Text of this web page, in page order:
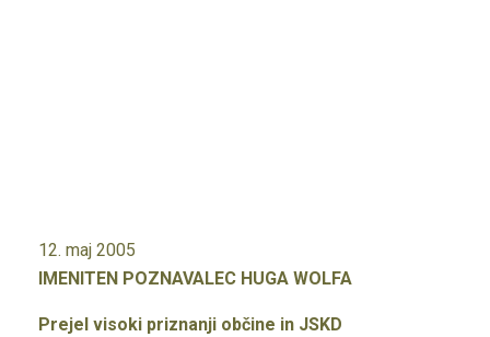
12. maj 2005
IMENITEN POZNAVALEC HUGA WOLFA
Prejel visoki priznanji občine in JSKD